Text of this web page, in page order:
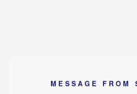
MESSAGE FROM